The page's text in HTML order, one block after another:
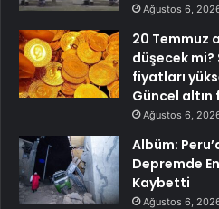
Ağustos 6,
20 Temmuz
düşecek mi?
fiyatları
Güncel altın
Ağustos 6,
Albüm:
Depremde
Kaybetti
Ağustos 6,